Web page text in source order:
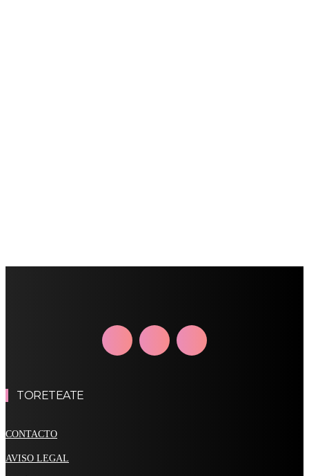
TORETEATE
CONTACTO
AVISO LEGAL